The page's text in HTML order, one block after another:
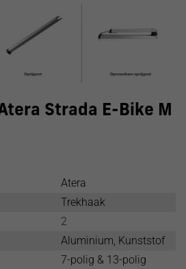
Strada E-Bike M
Atera
Trekhaak
2
Aluminium, Kunststof
7-polig & 13-polig